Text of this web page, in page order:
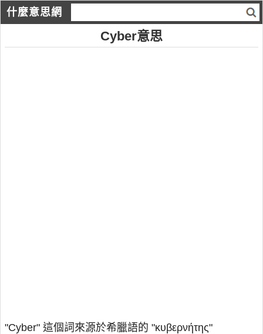
什麼意思網
Cyber意思
"Cyber" 這個詞來源於希臘語的 "κυβερνήτης"